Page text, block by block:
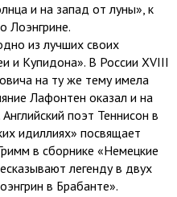
и на запад от луны», к
Лоэнгрине.
из лучших своих
и Купидона». В России XVIII
на ту же тему имела
Лафонтен оказал и на
поэт Теннисон в
идиллиях» посвящает
в сборнике «Немецкие
легенду в двух
в Брабанте».